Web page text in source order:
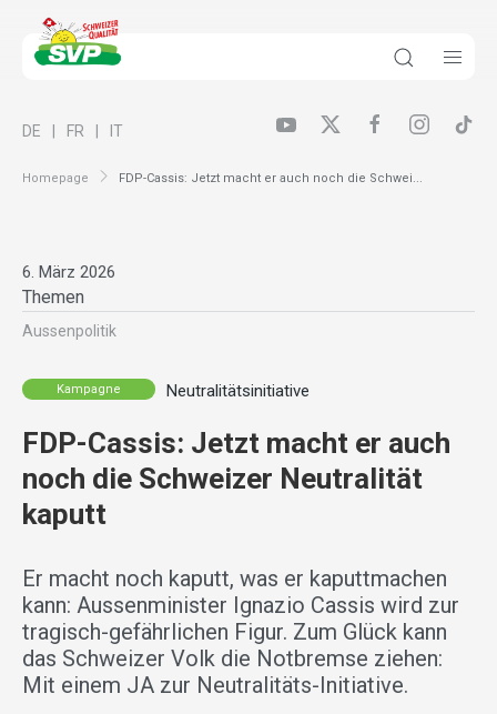
Homepage FDP-Cassis: Jetzt macht er auch noch die Schwei...
DE FR IT
6. März 2026
Themen
Aussenpolitik
Kampagne Neutralitätsinitiative
FDP-Cassis: Jetzt macht er auch
noch die Schweizer Neutralität
kaputt
Er macht noch kaputt, was er kaputtmachen
kann: Aussenminister Ignazio Cassis wird zur
tragisch-gefährlichen Figur. Zum Glück kann
das Schweizer Volk die Notbremse ziehen:
Mit einem JA zur Neutralitäts-Initiative.